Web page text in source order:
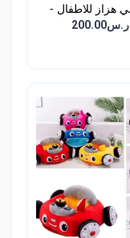
هزاز للاطفال -
أبي...ر.س200.00